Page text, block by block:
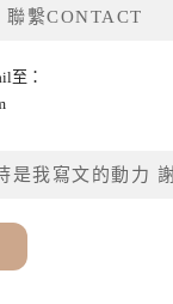
聯繫CONTACT
至：
是我寫文的動力